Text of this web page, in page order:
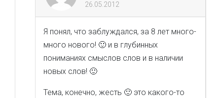
26.05.2012
Я понял, что заблуждался, за 8 лет много-
много нового! 🙂 и в глубинных
пониманиях смыслов слов и в наличии
новых слов! 🙂
Тема, конечно, жесть 🙂 это какого-то